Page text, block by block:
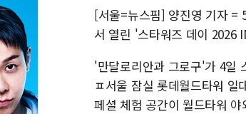
[서울=뉴스핌] 양진영 기자 =
서 열린 '스타워즈 데이 2026
'만달로리안과 그로구'가 4일
ㅍ서울 잠실 롯데월드타워
페셜 체험 공간이 월드타워